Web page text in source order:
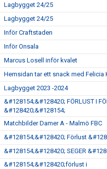
Lagbygget 24/25
Lagbygget 24/25
Inför Craftstaden
Inför Onsala
Marcus Losell inför kvalet
Hemsidan tar ett snack med Felicia
Lagbygget 2023 -2024
&#128154;&#128420; FÖRLUST I
&#128420;&#128154;
Matchbilder Damer A - Malmö FBC
&#128154;&#128420; Förlust
&#128154;&#128420; SEGER
&#128154;&#128420;förlust i